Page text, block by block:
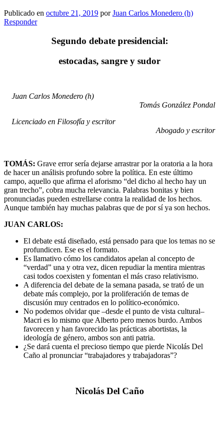
Publicado en octubre 21, 2019 porJuan Carlos Monedero (h)
Responder
Segundo debate presidencial:
estocadas, sangre y sudor
Juan Carlos Monedero (h)
Tomás González Pondal
Licenciado en Filosofía y escritor
Abogado y escritor
TOMÁS: Grave error sería dejarse arrastrar por la oratoria a la hora
de hacer un análisis profundo sobre la política. En este último
campo, aquello que afirma el aforismo “del dicho al hecho hay un
gran trecho”, cobra mucha relevancia. Palabras bonitas y bien
pronunciadas pueden estrellarse contra la realidad de los hechos.
Aunque también hay muchas palabras que de por sí ya son hechos.
JUAN CARLOS:
El debate está diseñado, está pensado para que los temas no se
profundicen. Ese es el formato.
Es llamativo cómo los candidatos apelan al concepto de
“verdad” una y otra vez, dicen repudiar la mentira mientras
casi todos coexisten y fomentan el más craso relativismo.
A diferencia del debate de la semana pasada, se trató de un
debate más complejo, por la proliferación de temas de
discusión muy centrados en lo político-económico.
No podemos olvidar que –desde el punto de vista cultural–
Macri es lo mismo que Alberto pero menos burdo. Ambos
favorecen y han favorecido las prácticas abortistas, la
ideología de género, ambos son anti patria.
¿Se dará cuenta el precioso tiempo que pierde Nicolás Del
Caño al pronunciar “trabajadores y trabajadoras”?
Nicolás Del Caño